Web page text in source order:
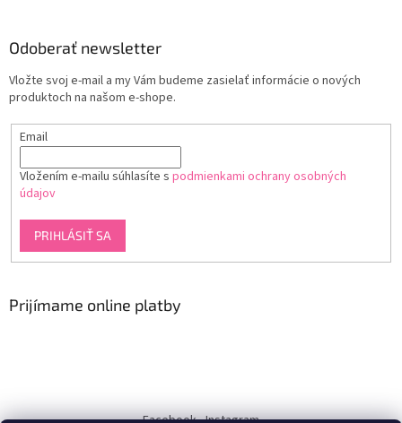
Odoberať newsletter
Vložte svoj e-mail a my Vám budeme zasielať informácie o nových
produktoch na našom e-shope.
Email
Vložením e-mailu súhlasíte s podmienkami ochrany osobných
údajov
PRIHLÁSIŤ SA
Prijímame online platby